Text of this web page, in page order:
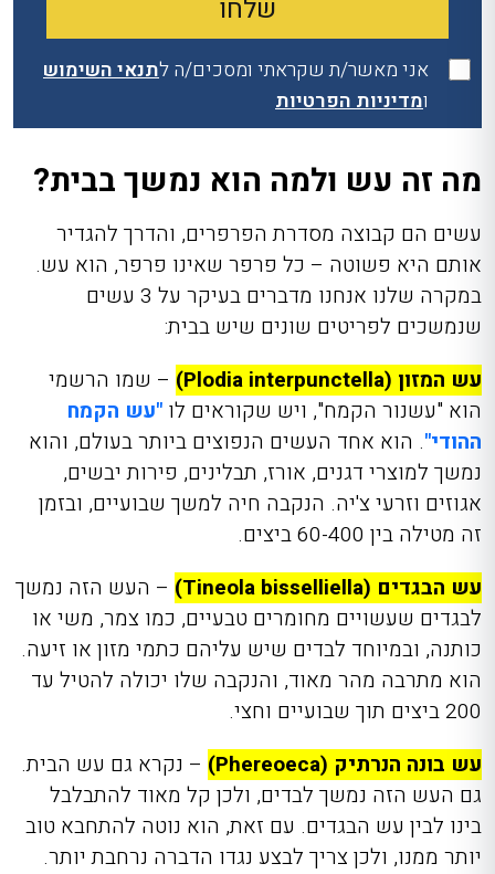
אני מאשר/ת שקראתי ומסכים/ה לתנאי השימוש
ומדיניות הפרטיות
מה זה עש ולמה הוא נמשך בבית?
עשים הם קבוצה מסדרת הפרפרים, והדרך להגדיר
אותם היא פשוטה – כל פרפר שאינו פרפר, הוא עש.
במקרה שלנו אנחנו מדברים בעיקר על 3 עשים
שנמשכים לפריטים שונים שיש בבית:
עש המזון (Plodia interpunctella)
– שמו הרשמי
הוא "עשנור הקמח", ויש שקוראים לו "עש הקמח
ההודי". הוא אחד העשים הנפוצים ביותר בעולם, והוא
נמשך למוצרי דגנים, אורז, תבלינים, פירות יבשים,
אגוזים וזרעי צ'יה. הנקבה חיה למשך שבועיים, ובזמן
זה מטילה בין 60-400 ביצים.
עש הבגדים (Tineola bisselliella)
– העש הזה נמשך
לבגדים שעשויים מחומרים טבעיים, כמו צמר, משי או
כותנה, ובמיוחד לבדים שיש עליהם כתמי מזון או זיעה.
הוא מתרבה מהר מאוד, והנקבה שלו יכולה להטיל עד
200 ביצים תוך שבועיים וחצי.
עש בונה הנרתיק (Phereoeca)
– נקרא גם עש הבית.
גם העש הזה נמשך לבדים, ולכן קל מאוד להתבלבל
בינו לבין עש הבגדים. עם זאת, הוא נוטה להתחבא טוב
יותר ממנו, ולכן צריך לבצע נגדו הדברה נרחבת יותר.